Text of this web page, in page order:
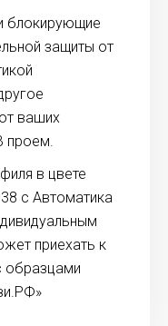
блокирующие
защиты от
ваших
проем.
в цвете
с Автоматика
приехать к
образцами